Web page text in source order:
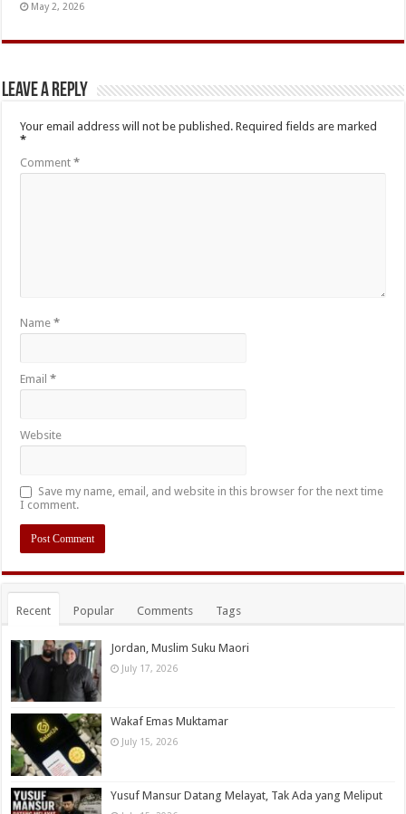
May 2, 2026
Leave a Reply
Your email address will not be published. Required fields are marked
*
Comment*
Name*
Email*
Website
Save my name, email, and website in this browser for the next time
I comment.
Recent Popular Comments Tags
Jordan, Muslim Suku Maori
July 17, 2026
Wakaf Emas Muktamar
July 15, 2026
Yusuf Mansur Datang Melayat, Tak Ada yang Meliput